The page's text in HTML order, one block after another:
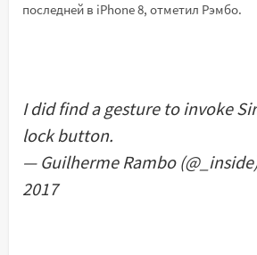
последней в iPhone 8, отметил Рэмбо.
I did find a gesture to invoke
lock button.
— Guilherme Rambo
2017